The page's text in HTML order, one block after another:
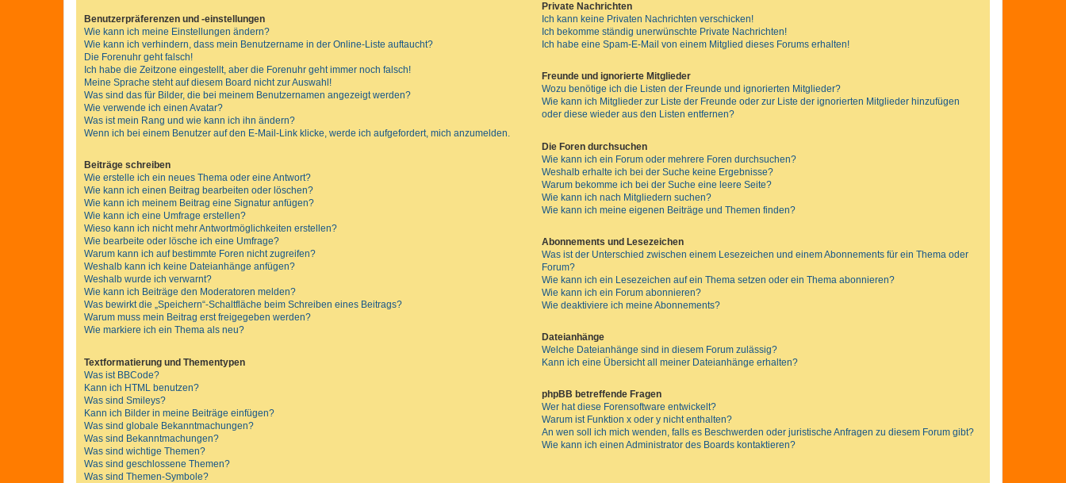
Benutzerpräferenzen und -einstellungen
Wie kann ich meine Einstellungen ändern?
Wie kann ich verhindern, dass mein Benutzername in der Online-Liste auftaucht?
Die Forenuhr geht falsch!
Ich habe die Zeitzone eingestellt, aber die Forenuhr geht immer noch falsch!
Meine Sprache steht auf diesem Board nicht zur Auswahl!
Was sind das für Bilder, die bei meinem Benutzernamen angezeigt werden?
Wie verwende ich einen Avatar?
Was ist mein Rang und wie kann ich ihn ändern?
Wenn ich bei einem Benutzer auf den E-Mail-Link klicke, werde ich aufgefordert, mich anzumelden.
Beiträge schreiben
Wie erstelle ich ein neues Thema oder eine Antwort?
Wie kann ich einen Beitrag bearbeiten oder löschen?
Wie kann ich meinem Beitrag eine Signatur anfügen?
Wie kann ich eine Umfrage erstellen?
Wieso kann ich nicht mehr Antwortmöglichkeiten erstellen?
Wie bearbeite oder lösche ich eine Umfrage?
Warum kann ich auf bestimmte Foren nicht zugreifen?
Weshalb kann ich keine Dateianhänge anfügen?
Weshalb wurde ich verwarnt?
Wie kann ich Beiträge den Moderatoren melden?
Was bewirkt die „Speichern“-Schaltfläche beim Schreiben eines Beitrags?
Warum muss mein Beitrag erst freigegeben werden?
Wie markiere ich ein Thema als neu?
Textformatierung und Thementypen
Was ist BBCode?
Kann ich HTML benutzen?
Was sind Smileys?
Kann ich Bilder in meine Beiträge einfügen?
Was sind globale Bekanntmachungen?
Was sind Bekanntmachungen?
Was sind wichtige Themen?
Was sind geschlossene Themen?
Was sind Themen-Symbole?
Private Nachrichten
Ich kann keine Privaten Nachrichten verschicken!
Ich bekomme ständig unerwünschte Private Nachrichten!
Ich habe eine Spam-E-Mail von einem Mitglied dieses Forums erhalten!
Freunde und ignorierte Mitglieder
Wozu benötige ich die Listen der Freunde und ignorierten Mitglieder?
Wie kann ich Mitglieder zur Liste der Freunde oder zur Liste der ignorierten Mitglieder hinzufügen
oder diese wieder aus den Listen entfernen?
Die Foren durchsuchen
Wie kann ich ein Forum oder mehrere Foren durchsuchen?
Weshalb erhalte ich bei der Suche keine Ergebnisse?
Warum bekomme ich bei der Suche eine leere Seite?
Wie kann ich nach Mitgliedern suchen?
Wie kann ich meine eigenen Beiträge und Themen finden?
Abonnements und Lesezeichen
Was ist der Unterschied zwischen einem Lesezeichen und einem Abonnements für ein Thema oder
Forum?
Wie kann ich ein Lesezeichen auf ein Thema setzen oder ein Thema abonnieren?
Wie kann ich ein Forum abonnieren?
Wie deaktiviere ich meine Abonnements?
Dateianhänge
Welche Dateianhänge sind in diesem Forum zulässig?
Kann ich eine Übersicht all meiner Dateianhänge erhalten?
phpBB betreffende Fragen
Wer hat diese Forensoftware entwickelt?
Warum ist Funktion x oder y nicht enthalten?
An wen soll ich mich wenden, falls es Beschwerden oder juristische Anfragen zu diesem Forum gibt?
Wie kann ich einen Administrator des Boards kontaktieren?